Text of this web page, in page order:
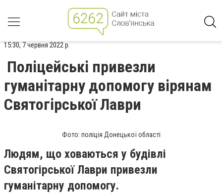
15:30, 7 червня 2022 р.
Поліцейські привезли
гуманітарну допомогу вірянам
Святогірської Лаври
Фото: поліція Донецької області
Людям, що ховаються у будівлі
Святогірської Лаври привезли
гуманітарну допомогу.